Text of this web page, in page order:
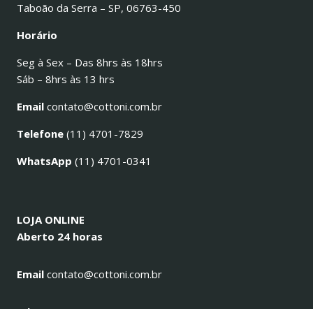
Taboão da Serra – SP, 06763-450
Horário
Seg à Sex – Das 8hrs às 18hrs
Sáb – 8hrs às 13 hrs
Email contato@cottoni.com.br
Telefone (11) 4701-7829
WhatsApp (11) 4701-0341
LOJA ONLINE
Aberto 24 horas
Email contato@cottoni.com.br